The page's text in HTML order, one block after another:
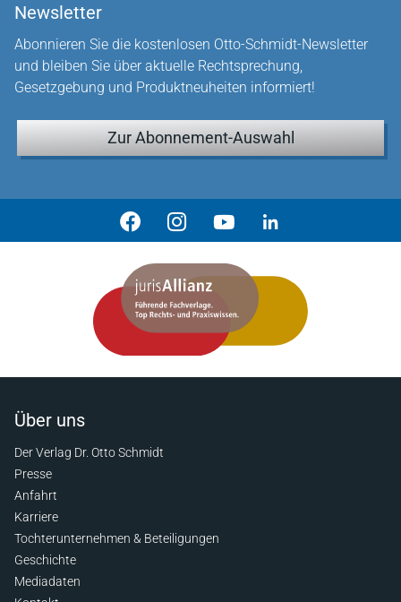
Newsletter
Abonnieren Sie die kostenlosen Otto-Schmidt-Newsletter
und bleiben Sie über aktuelle Rechtsprechung,
Gesetzgebung und Produktneuheiten informiert!
Zur Abonnement-Auswahl
Über uns
Der Verlag Dr. Otto Schmidt
Presse
Anfahrt
Karriere
Tochterunternehmen & Beteiligungen
Geschichte
Mediadaten